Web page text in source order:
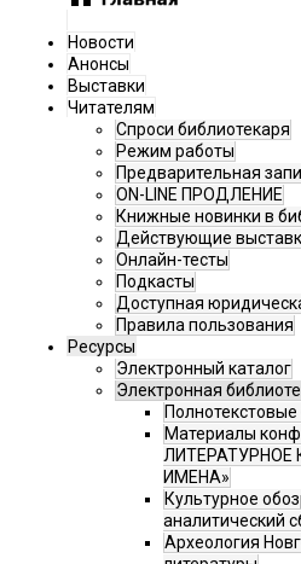
Новости
Анонсы
Выставки
Читателям
Спроси библиотекаря
Режим работы
Предварительная
ON-LINE ПРОДЛЕНИЕ
Книжные новинки в
Действующие
Онлайн-тесты
Подкасты
Доступная
Правила пользования
Ресурсы
Электронный каталог
Электронная
Материалы
ЛИТЕРАТУРНОЕ
ИМЕНА»
Культурное
аналитический
Археология